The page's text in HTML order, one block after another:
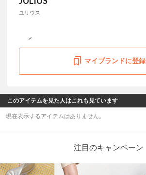
ユリウス
マイブランドに登録
このアイテムを見た人はこれも見ています
現在表示するアイテムはありません。
注目のキャンペーン